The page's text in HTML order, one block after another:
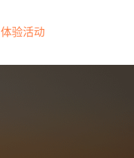
体验活动